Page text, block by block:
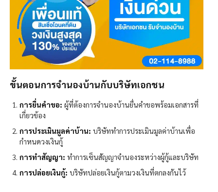
ขั้นตอนการจำนองบ้านกับบริษัทเอกชน
การยื่นคำขอ: ผู้ที่ต้องการจำนองบ้านยื่นคำขอพร้อมเอกสารที่
เกี่ยวข้อง
การประเมินมูลค่าบ้าน: บริษัททำการประเมินมูลค่าบ้านเพื่อ
กำหนดวงเงินกู้
การทำสัญญา: ทำการเซ็นสัญญาจำนองระหว่างผู้กู้และบริษัท
การปล่อยเงินกู้: บริษัทปล่อยเงินกู้ตามวงเงินที่ตกลงกันไว้